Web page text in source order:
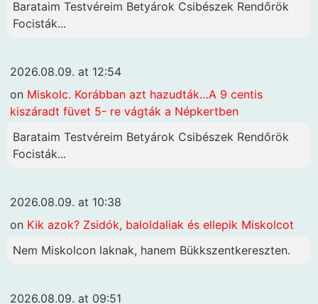
Barataim Testvéreim Betyárok Csibészek Rendőrök
Focisták...
2026.08.09. at 12:54
on Miskolc. Korábban azt hazudták…A 9 centis
kiszáradt füvet 5- re vágták a Népkertben
Barataim Testvéreim Betyárok Csibészek Rendőrök
Focisták...
2026.08.09. at 10:38
on Kik azok? Zsidók, baloldaliak és ellepik Miskolcot
Nem Miskolcon laknak, hanem Bükkszentkereszten.
2026.08.09. at 09:51